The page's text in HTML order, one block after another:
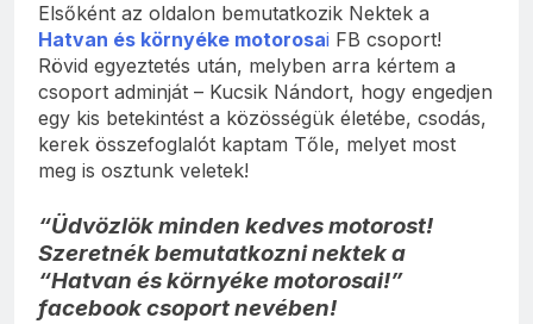
Elsőként az oldalon bemutatkozik Nektek a
Hatvan és környéke motorosai FB csoport!
Rövid egyeztetés után, melyben arra kértem a
csoport adminját – Kucsik Nándort, hogy engedjen
egy kis betekintést a közösségük életébe, csodás,
kerek összefoglalót kaptam Tőle, melyet most
meg is osztunk veletek!
“Üdvözlök minden kedves motorost!
Szeretnék bemutatkozni nektek a
“Hatvan és környéke motorosai!”
facebook csoport nevében!